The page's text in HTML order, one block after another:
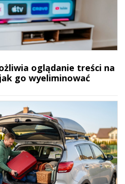
oglądanie treści na
go wyeliminować